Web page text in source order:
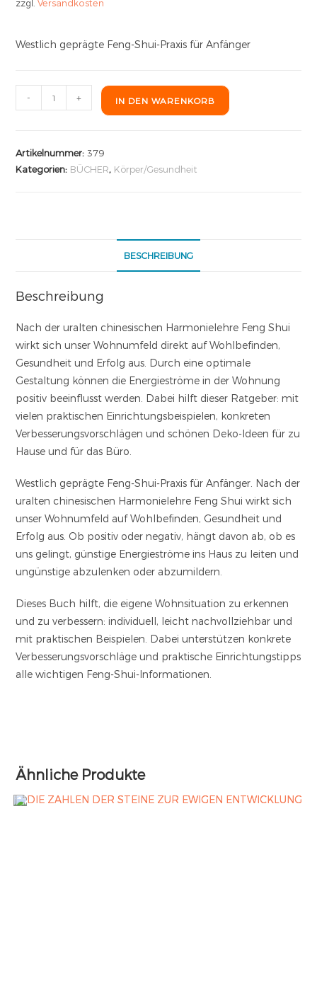
zzgl.Versandkosten
Westlich geprägte Feng-Shui-Praxis für Anfänger
- + IN DEN WARENKORB
Artikelnummer: 379
Kategorien: BÜCHER, Körper/Gesundheit
BESCHREIBUNG
Beschreibung
Nach der uralten chinesischen Harmonielehre Feng Shui
wirkt sich unser Wohnumfeld direkt auf Wohlbefinden,
Gesundheit und Erfolg aus. Durch eine optimale
Gestaltung können die Energieströme in der Wohnung
positiv beeinflusst werden. Dabei hilft dieser Ratgeber: mit
vielen praktischen Einrichtungsbeispielen, konkreten
Verbesserungsvorschlägen und schönen Deko-Ideen für zu
Hause und für das Büro.
Westlich geprägte Feng-Shui-Praxis für Anfänger. Nach der
uralten chinesischen Harmonielehre Feng Shui wirkt sich
unser Wohnumfeld auf Wohlbefinden, Gesundheit und
Erfolg aus. Ob positiv oder negativ, hängt davon ab, ob es
uns gelingt, günstige Energieströme ins Haus zu leiten und
ungünstige abzulenken oder abzumildern.
Dieses Buch hilft, die eigene Wohnsituation zu erkennen
und zu verbessern: individuell, leicht nachvollziehbar und
mit praktischen Beispielen. Dabei unterstützen konkrete
Verbesserungsvorschläge und praktische Einrichtungstipps
alle wichtigen Feng-Shui-Informationen.
Ähnliche Produkte